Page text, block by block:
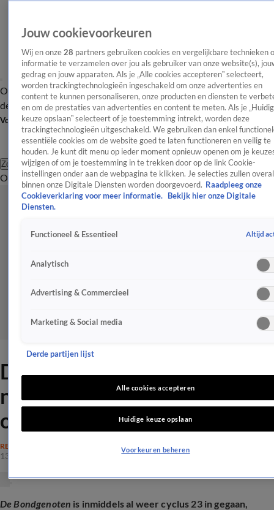
OverzichtAfleveringen Entertainment TV Algemeen
Tip
de redactieNieuwsbrief
Volg Shownieuws
Zoeken
OverzichtEntertainmentSpraakmakendRealityCrimeVideo's
Deze 2 Bondgenoten-
nieuwkomers gaan de loods
opschudden
REALITY
13 okt 2025, 20:00
De Bondgenoten is inmiddels al weer cyclus 23 in gegaan,
Jouw cookievoorkeuren
Wij en onze 28 partners gebruiken cookies en vergelijkbare technieken
informatie te verzamelen over jou als gebruiker van onze website(s),
gedrag en jouw apparaten. Als je „Alle cookies accepteren” selecteert,
worden trackingtechnologieën ingeschakeld om onze advertenties en
content te kunnen personaliseren, onze producten en diensten te
en om de prestaties van advertenties en content te meten. Als je
keuze opslaan” selecteert of je toestemming intrekt, worden deze
trackingtechnologieën uitgeschakeld. We gebruiken dan enkel
essentiële cookies om de website goed te laten functioneren en veilig te
houden. Je kunt dit menu op ieder moment opnieuw openen om je
wijzigen of om je toestemming in te trekken door op de link Cookie-
instellingen onder aan de webpagina te klikken. Je selecties zullen overal
binnen onze Digitale Diensten worden doorgevoerd. Raadpleeg onze
Cookieverklaring voor meer informatie.
Bekijk hier onze Digitale
Diensten.
Functioneel & Essentieel Altijd
Analytisch
Advertising & Commercieel
Marketing & Social media
Derde partijen lijst
Alle cookies accepteren
Huidige keuze opslaan
Voorkeuren beheren